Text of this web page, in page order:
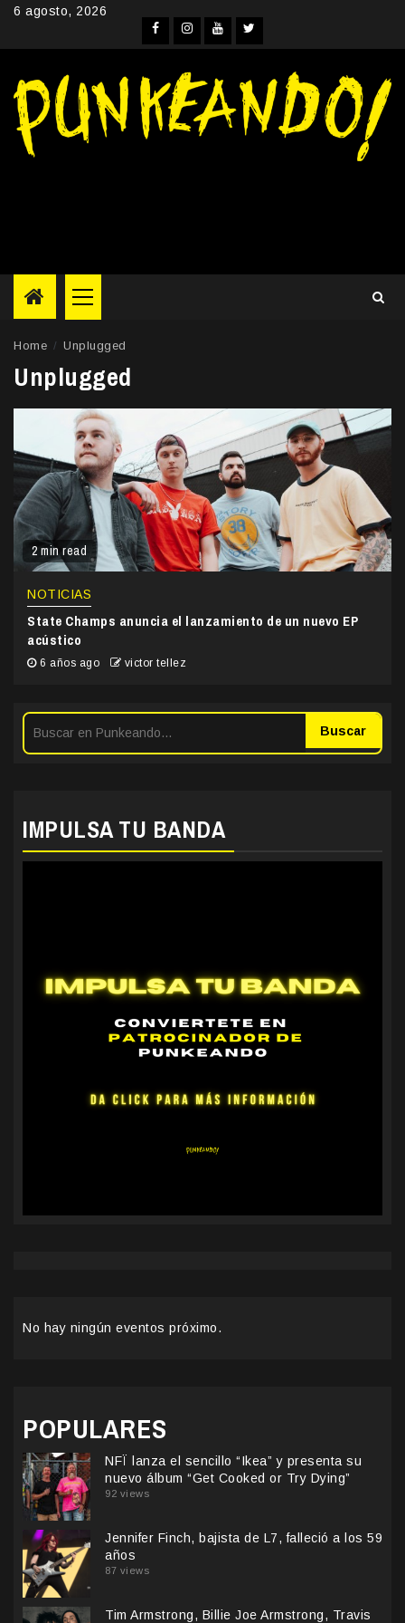
Skip6 agosto, 2026
Facebook
Instagram
YouTube
Twitter
Primary
Menu
Home Unplugged
Unplugged
2 min read
NOTICIAS
State Champs anuncia el lanzamiento de un nuevo EP
acústico
6 años ago victor tellez
Buscar
IMPULSA TU BANDA
No hay ningún eventos próximo.
POPULARES
NFÏ lanza el sencillo “Ikea” y presenta su
nuevo álbum “Get Cooked or Try Dying”
92 views
Jennifer Finch, bajista de L7, falleció a los 59
años
87 views
Tim Armstrong, Billie Joe Armstrong, Travis